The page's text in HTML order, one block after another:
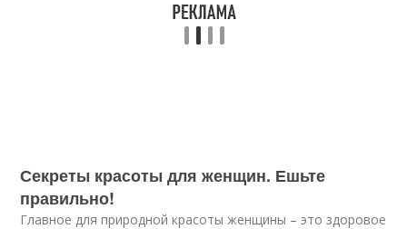
Секреты красоты для женщин. Ешьте
правильно!
Главное для природной красоты женщины – это здоровое